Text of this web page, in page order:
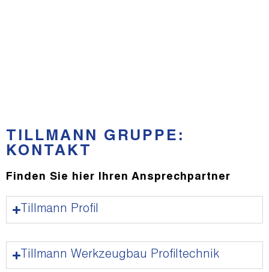
TILLMANN GRUPPE:
KONTAKT
Finden Sie hier Ihren Ansprechpartner
Tillmann Profil
Tillmann Werkzeugbau Profiltechnik